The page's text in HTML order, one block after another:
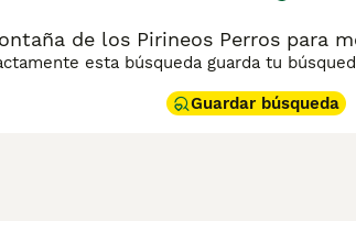
de los Pirineos Perros para
esta búsqueda guarda tu
Guardar búsqueda